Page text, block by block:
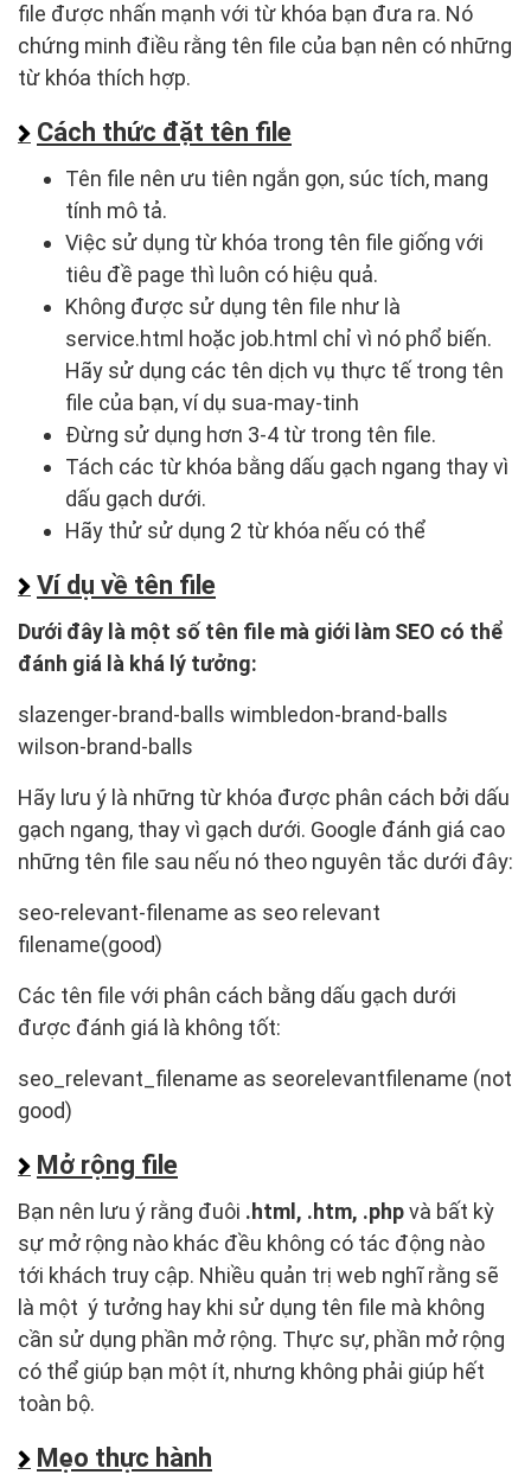
file được nhấn mạnh với từ khóa bạn đưa ra. Nó
chứng minh điều rằng tên file của bạn nên có những
từ khóa thích hợp.
Cách thức đặt tên file
Tên file nên ưu tiên ngắn gọn, súc tích, mang
tính mô tả.
Việc sử dụng từ khóa trong tên file giống với
tiêu đề page thì luôn có hiệu quả.
Không được sử dụng tên file như là
service.html hoặc job.html chỉ vì nó phổ biến.
Hãy sử dụng các tên dịch vụ thực tế trong tên
file của bạn, ví dụ sua-may-tinh
Đừng sử dụng hơn 3-4 từ trong tên file.
Tách các từ khóa bằng dấu gạch ngang thay vì
dấu gạch dưới.
Hãy thử sử dụng 2 từ khóa nếu có thể
Ví dụ về tên file
Dưới đây là một số tên file mà giới làm SEO có thể
đánh giá là khá lý tưởng:
slazenger-brand-balls wimbledon-brand-balls
wilson-brand-balls
Hãy lưu ý là những từ khóa được phân cách bởi dấu
gạch ngang, thay vì gạch dưới. Google đánh giá cao
những tên file sau nếu nó theo nguyên tắc dưới đây:
seo-relevant-filename as seo relevant
filename(good)
Các tên file với phân cách bằng dấu gạch dưới
được đánh giá là không tốt:
seo_relevant_filename as seorelevantfilename (not
good)
Mở rộng file
Bạn nên lưu ý rằng đuôi .html, .htm, .phpvà bất kỳ
sự mở rộng nào khác đều không có tác động nào
tới khách truy cập. Nhiều quản trị web nghĩ rằng sẽ
là một ý tưởng hay khi sử dụng tên file mà không
cần sử dụng phần mở rộng. Thực sự, phần mở rộng
có thể giúp bạn một ít, nhưng không phải giúp hết
toàn bộ.
Mẹo thực hành